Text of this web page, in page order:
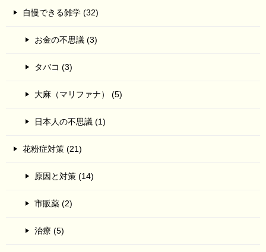
自慢できる雑学 (32)
お金の不思議 (3)
タバコ (3)
大麻（マリファナ） (5)
日本人の不思議 (1)
花粉症対策 (21)
原因と対策 (14)
市販薬 (2)
治療 (5)